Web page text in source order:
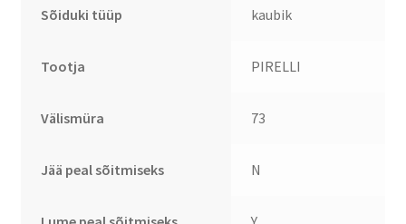
Sõiduki tüüp kaubik
Tootja PIRELLI
Välismüra 73
Jää peal sõitmiseks N